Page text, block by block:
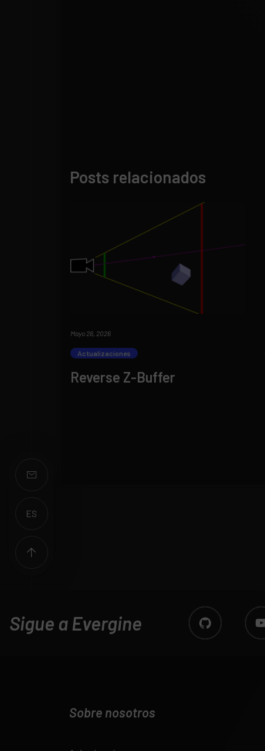
ES
Posts relacionados
Mayo 26, 2026
Actualizaciones
Reverse Z-Buffer
Sigue a Evergine
Sobre nosotros